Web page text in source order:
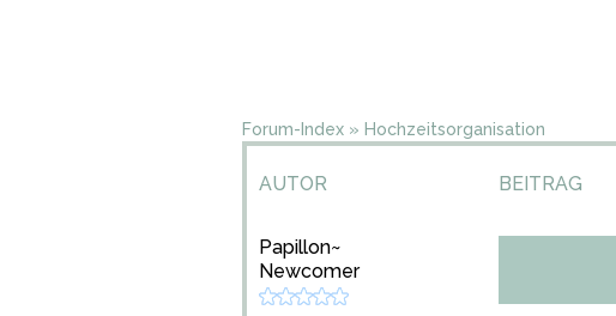
Forum-Index » Hochzeitsorganisation
AUTOR BEITRAG
Papillon~
Newcomer